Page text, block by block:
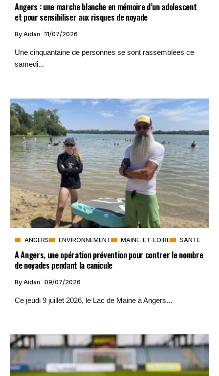
Angers : une marche blanche en mémoire d’un adolescent
et pour sensibiliser aux risques de noyade
By Aidan 11/07/2026
Une cinquantaine de personnes se sont rassemblées ce
samedi...
ANGERS ENVIRONNEMENT MAINE-ET-LOIRE SANTE
A Angers, une opération prévention pour contrer le nombre
de noyades pendant la canicule
By Aidan 09/07/2026
Ce jeudi 9 juillet 2026, le Lac de Maine à Angers...